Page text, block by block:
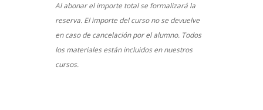
Al abonar el importe total se formalizará la
reserva. El importe del curso no se devuelve
en caso de cancelación por el alumno. Todos
los materiales están incluidos en nuestros
cursos.